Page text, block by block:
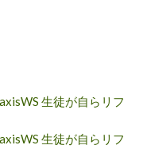
生徒が自らリフ
生徒が自らリフ